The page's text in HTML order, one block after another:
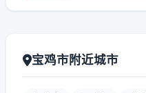
宝鸡市附近城市